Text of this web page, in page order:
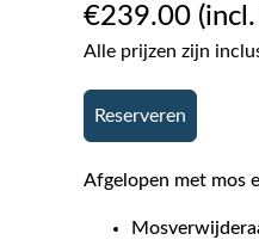
€239.00
Alle prijzen zijn
Reserveren
Afgelopen met mos